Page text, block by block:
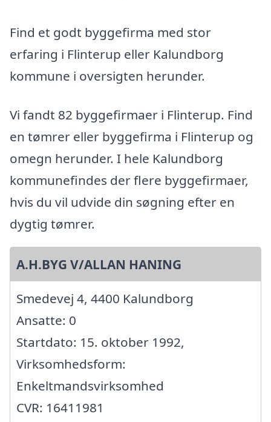
Find et godt byggefirma med stor
erfaring i Flinterup eller Kalundborg
kommune i oversigten herunder.
Vi fandt 82 byggefirmaer i Flinterup. Find
en tømrer eller byggefirma i Flinterup og
omegn herunder. I hele Kalundborg
kommunefindes der flere byggefirmaer,
hvis du vil udvide din søgning efter en
dygtig tømrer.
A.H.BYG V/ALLAN HANING
Smedevej 4, 4400 Kalundborg
Ansatte: 0
Startdato: 15. oktober 1992,
Virksomhedsform:
Enkeltmandsvirksomhed
CVR: 16411981